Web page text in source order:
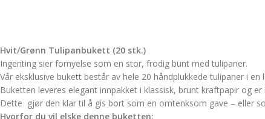
Hvit/Grønn Tulipanbukett (20 stk.)
Ingenting sier fornyelse som en stor, frodig bunt med tulipaner.
Vår eksklusive bukett består av hele 20 håndplukkede tulipaner i
Buketten leveres elegant innpakket i klassisk, brunt kraftpapir og
Dette gjør den klar til å gis bort som en omtenksom gave – eller
Hvorfor du vil elske denne buketten: